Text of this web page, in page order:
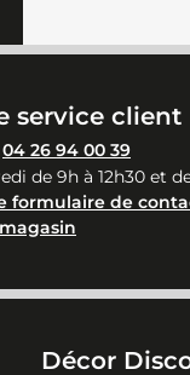
service client
04 26 94 00 39
de 9h à 12h30 et
formulaire de
Décor